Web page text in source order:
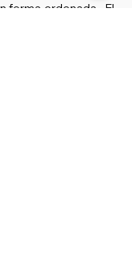
forma ordenada. El